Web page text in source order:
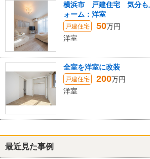
横浜市 戸建住宅 気分も
ォーム：洋室
戸建住宅 50万円
洋室
全室を洋室に改装
戸建住宅 200万円
洋室
最近見た事例